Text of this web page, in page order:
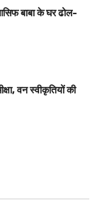
बाबा के घर ढोल-
वन स्वीकृतियों की